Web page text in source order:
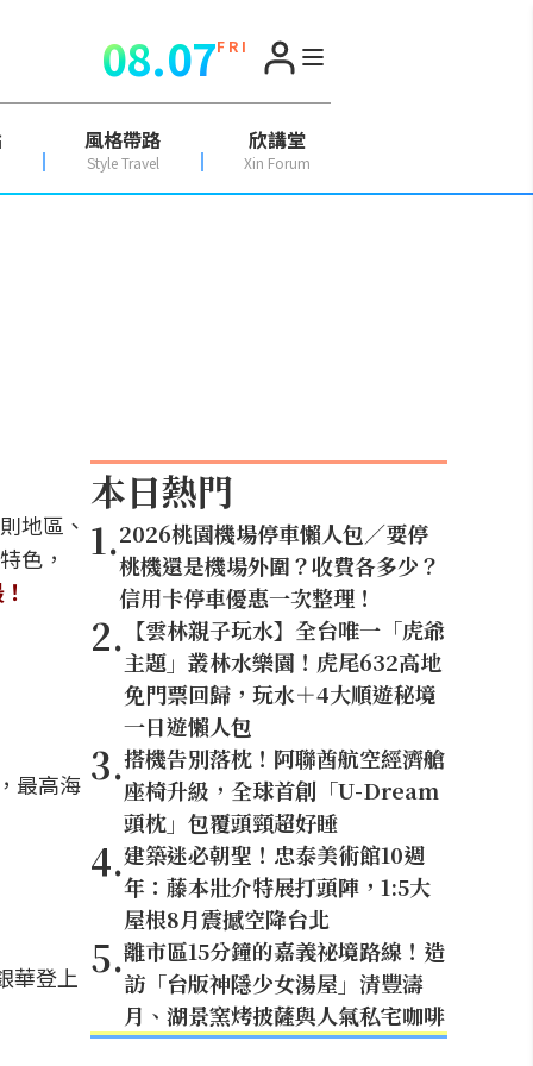
08.07F R I
風格帶路
Style Travel
欣講堂
Xin Forum
地區、
色，
最高海
華登上
本日熱門
1.2026桃園機場停車懶人包／要停
桃機還是機場外圍？收費各多少？
信用卡停車優惠一次整理！
2. 【雲林親子玩水】全台唯一「虎爺
主題」叢林水樂園！虎尾632高地
免門票回歸，玩水＋4大順遊秘境
一日遊懶人包
3.搭機告別落枕！阿聯酋航空經濟艙
座椅升級，全球首創「U-Dream
頭枕」包覆頭頸超好睡
4.建築迷必朝聖！忠泰美術館10週
年：藤本壯介特展打頭陣，1:5大
屋根8月震撼空降台北
5.離市區15分鐘的嘉義祕境路線！造
訪「台版神隱少女湯屋」清豐濤
月、湖景窯烤披薩與人氣私宅咖啡